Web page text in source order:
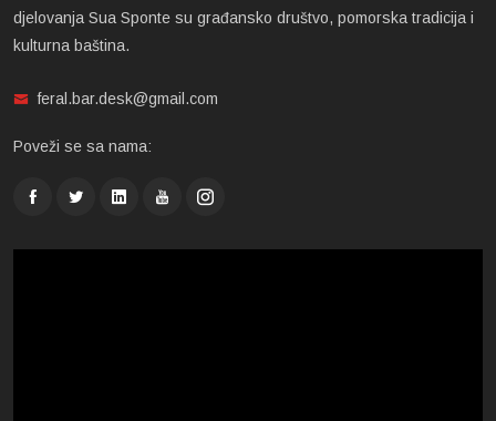
djelovanja Sua Sponte su građansko društvo, pomorska tradicija i
kulturna baština.
feral.bar.desk@gmail.com
Poveži se sa nama: